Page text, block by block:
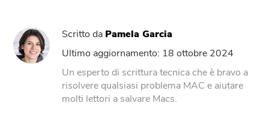
Compressore di PDF
Online
Scritto da Pamela Garcia
Ultimo aggiornamento: 18 ottobre 2024
Un esperto di scrittura tecnica che è bravo a
risolvere qualsiasi problema MAC e aiutare
molti lettori a salvare Macs.